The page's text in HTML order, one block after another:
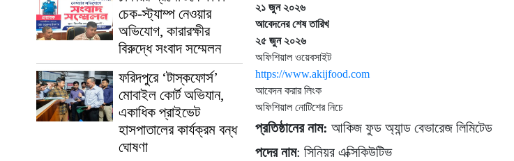
চেক-স্ট্যাম্প নেওয়ার
অভিযোগ, কারারক্ষীর
বিরুদ্ধে সংবাদ সম্মেলন
ফরিদপুরে ‘টাস্কফোর্স’
মোবাইল কোর্ট অভিযান,
একাধিক প্রাইভেট
হাসপাতালের কার্যক্রম বন্ধ
ঘোষণা
২১ জুন ২০২৬
আবেদনের শেষ তারিখ
২৫ জুন ২০২৬
অফিশিয়াল ওয়েবসাইট
https://www.akijfood.com
আবেদন করার লিংক
অফিশিয়াল নোটিশের নিচে
প্রতিষ্ঠানের নাম: আকিজ ফুড অ্যান্ড বেভারেজ লিমিটেড
পদের নাম: সিনিয়র এক্সিকিউটিভ